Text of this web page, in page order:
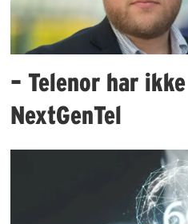
– Telenor har
NextGenTel